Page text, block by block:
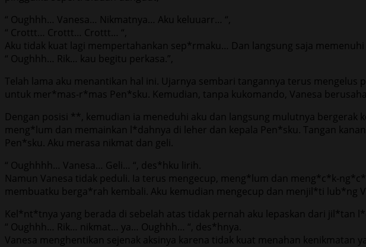
“ Oughhh… Vanesa… Nikmatnya… Aku keluuarr… “,
“ Crottt… Crottt… Crottt… “,
Aku tidak kuat lagi mempertahankan sep*rmaku… Dan langsung saja
“ Oughhh… Rik… kau begitu perkasa.”,
Telah lama aku menantikan hal ini. Ujarnya sembari tangannya terus
untuk mer*mas-r*mas Pen*sku. Kemudian, tanpa kukomando, Vanesa
Dengan posisi **, kemudian ia meneduhi aku dan langsung mulutnya bergerak
meng*lum dan memainkan l*dahnya di leher dan kepala Pen*sku. Tangan
Pen*sku. Aku merasa nikmat dan geli.
“ Oughhhh… Vanesa… Geli… “, des*hku lirih.
Namun Vanesa tidak peduli. Ia terus mengecup, meng*lum dan meng*c*k-
membuatku berga*rah kembali. Aku kemudian mengecup dan menjil*ti lub*ng
Kel*nt*tnya yang berada di sebelah atas tidak pernah aku lepaskan dari
“ Oughhh… Rik… nikmat… ya… Oughhh… “, des*hnya.
Vanesa menghentikan sejenak aksinya karena tidak kuat menahan kenikmatan